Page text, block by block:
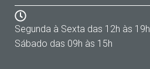
Segunda à Sexta das 12h às 19h
Sábado das 09h às 15h